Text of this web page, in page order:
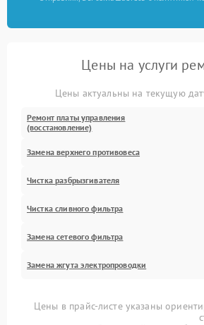
Цены на услуги
Цены актуальны на текущую
Ремонт платы управления
(восстановление)
Замена верхнего противовеса
Чистка разбрызгивателя
Чистка сливного фильтра
Замена сетевого фильтра
Замена жгута электропроводки
Цены в прайс-листе указаны